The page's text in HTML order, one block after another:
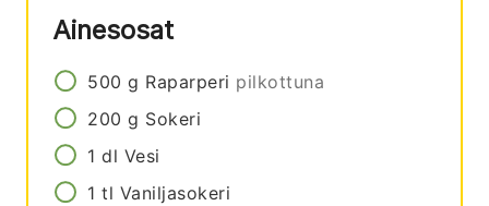
Ainesosat
500 g Raparperi pilkottuna
200 g Sokeri
1 dl Vesi
1 tl Vaniljasokeri